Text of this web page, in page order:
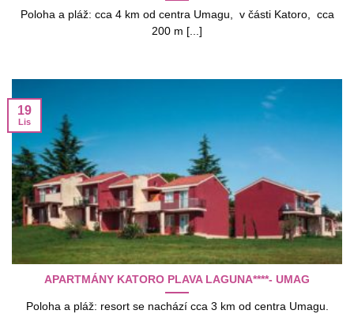
Poloha a pláž: cca 4 km od centra Umagu, v části Katoro, cca
200 m [...]
APARTMÁNY KATORO PLAVA LAGUNA****- UMAG
Poloha a pláž: resort se nachází cca 3 km od centra Umagu.
19
Lis